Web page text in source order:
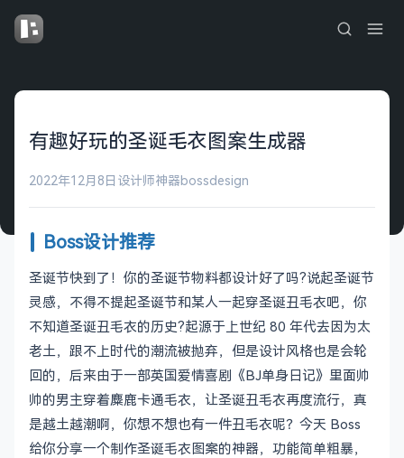
有趣好玩的圣诞毛衣图案生成器
2022年12月8日 设计师神器bossdesign
Boss设计推荐
圣诞节快到了！你的圣诞节物料都设计好了吗?说起圣诞节
灵感，不得不提起圣诞节和某人一起穿圣诞丑毛衣吧，你
不知道圣诞丑毛衣的历史?起源于上世纪 80 年代去因为太
老土，跟不上时代的潮流被抛弃，但是设计风格也是会轮
回的，后来由于一部英国爱情喜剧《BJ单身日记》里面帅
帅的男主穿着麋鹿卡通毛衣，让圣诞丑毛衣再度流行，真
是越土越潮啊，你想不想也有一件丑毛衣呢？今天 Boss
给你分享一个制作圣诞毛衣图案的神器，功能简单粗暴，